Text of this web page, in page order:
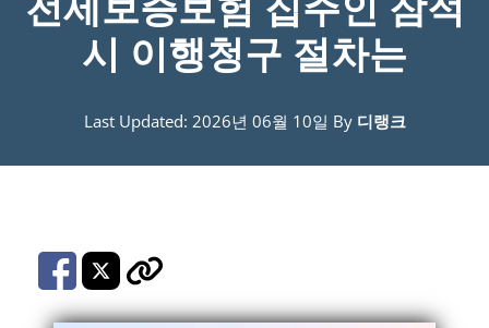
시 이행청구 절차는
Last Updated: 2026년 06월 10일 By 디랭크